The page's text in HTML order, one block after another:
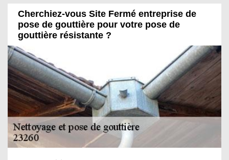
Cherchiez-vous Site Fermé entreprise de
pose de gouttière pour votre pose de
gouttière résistante ?